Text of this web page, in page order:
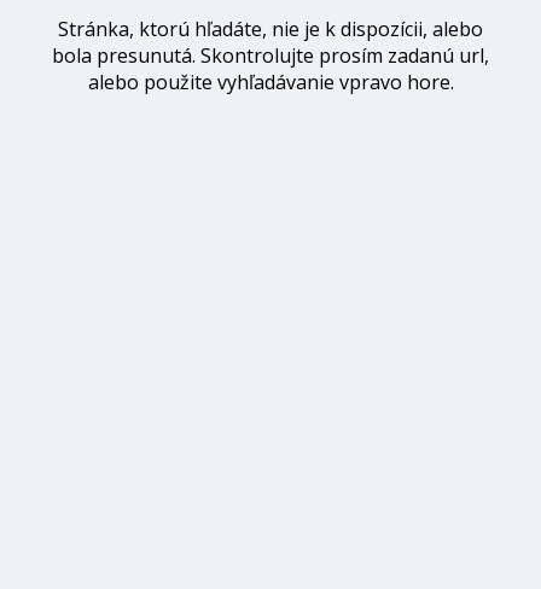
Stránka, ktorú hľadáte, nie je k dispozícii, alebo
bola presunutá. Skontrolujte prosím zadanú url,
alebo použite vyhľadávanie vpravo hore.